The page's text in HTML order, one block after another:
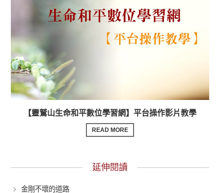
【靈鷲山生命和平數位學習網】平台操作影片教學
READ MORE
延伸閱讀
金剛不壞的道路